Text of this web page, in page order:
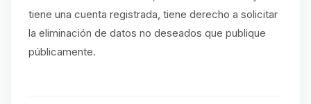
tiene una cuenta registrada, tiene derecho a solicitar
la eliminación de datos no deseados que publique
públicamente.